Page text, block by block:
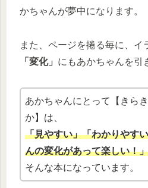
かちゃんが夢中になります。
また、ページを捲る毎に、イ
「変化」 にもあかちゃんを引
あかちゃんにとって【きら
か】は、
「見やすい」「わかりやす
んの変化があって楽しい！」
そんな本になっています。